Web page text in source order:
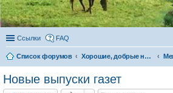
Ссылки FAQ
Список форумов Хорошие, добрые новости и их распространение в обществе
Новые выпуски газет